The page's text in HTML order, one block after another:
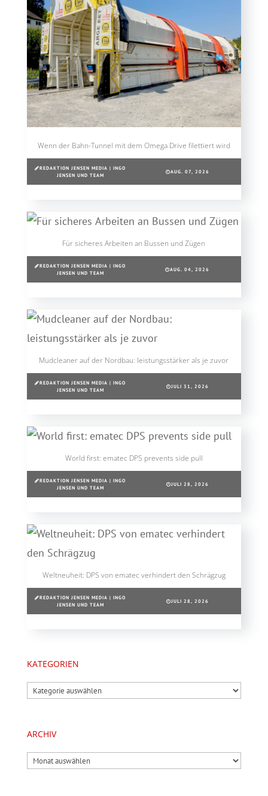
Wenn der Bahn-Tunnel mit dem Omega Drive filettiert wird
REDAKTION JENSEN MEDIA | INGO
JENSEN UND TEAM
AUG. 07, 2026
Für sicheres Arbeiten an Bussen und Zügen
REDAKTION JENSEN MEDIA | INGO
JENSEN UND TEAM
AUG. 04, 2026
Mudcleaner auf der Nordbau: leistungsstärker als je zuvor
REDAKTION JENSEN MEDIA | INGO
JENSEN UND TEAM
JULI 31, 2026
World first: ematec DPS prevents side pull
REDAKTION JENSEN MEDIA | INGO
JENSEN UND TEAM
JULI 28, 2026
Weltneuheit: DPS von ematec verhindert den Schrägzug
REDAKTION JENSEN MEDIA | INGO
JENSEN UND TEAM
JULI 28, 2026
KATEGORIEN
Kategorien
ARCHIV
Archiv